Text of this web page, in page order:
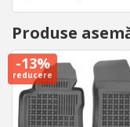
Produse
-13%
reducere